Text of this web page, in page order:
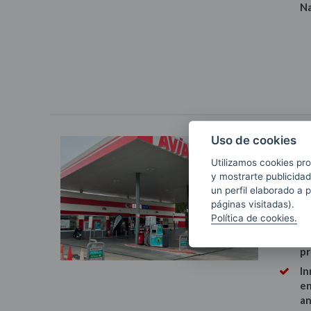
Uso de cookies
Utilizamos cookies
y mostrarte
un perfil elaborado a
páginas visitadas).
Política de cookies.